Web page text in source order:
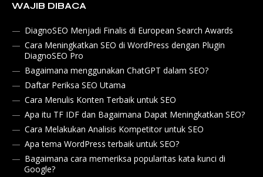
WAJIB DIBACA
DiagnoSEO Menjadi Finalis di European Search Awards
Cara Meningkatkan SEO di WordPress dengan Plugin
DiagnoSEO Pro
Bagaimana menggunakan ChatGPT dalam SEO?
Daftar Periksa SEO Utama
Cara Menulis Konten Terbaik untuk SEO
Apa itu TF IDF dan Bagaimana Dapat Meningkatkan SEO?
Cara Melakukan Analisis Kompetitor untuk SEO
Apa tema WordPress terbaik untuk SEO?
Bagaimana cara memeriksa popularitas kata kunci di
Google?